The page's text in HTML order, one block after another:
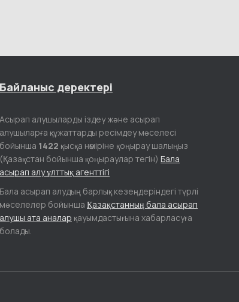
Байланыс деректері
Асырап алушыларды іздеу және асырап
алушыларға құжаттарды ресімдеу мәселесі
бойынша 1422 қысқа нөміріне қоңырау шалыңыз
(Қазақстан бойынша қоңыраулар тегін) Бала
асырап алу ұлттық агенттігі
Бала асырап алудың барлық кезеңдеріндегі түрлі
мәселелер бойынша Қазақстанның бала асырап
алушы ата аналар қауымдастығына хабарласуға
болады.